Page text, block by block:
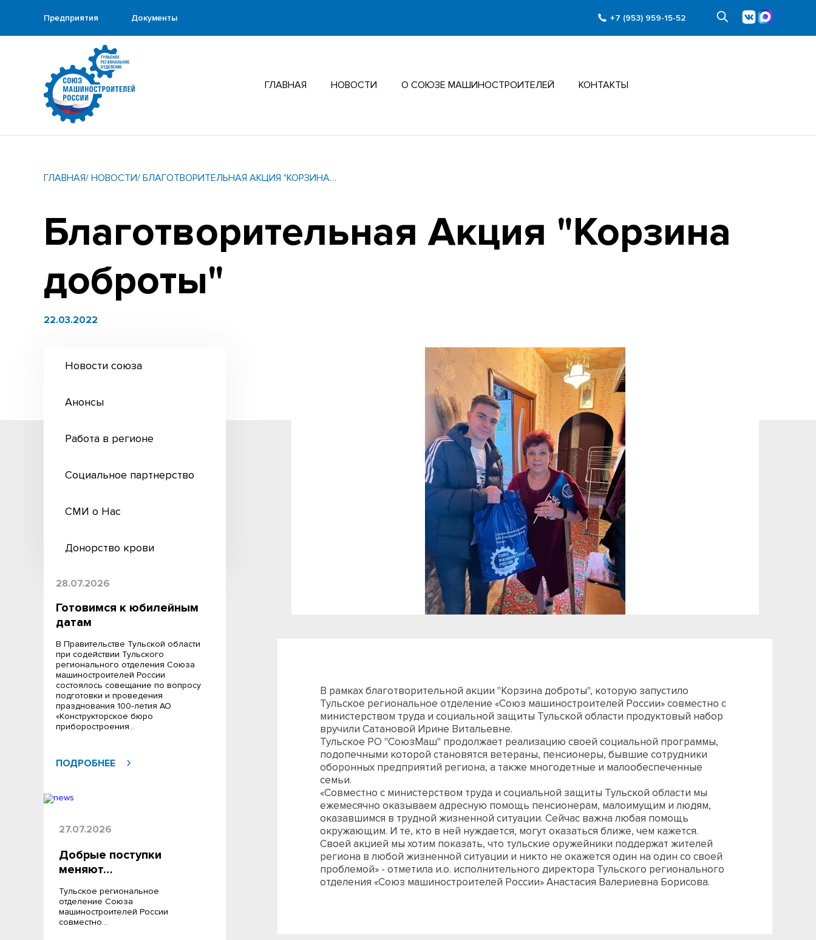
Предприятия Документы +7 (953) 959-15-52
ГЛАВНАЯ НОВОСТИ О СОЮЗЕ МАШИНОСТРОИТЕЛЕЙ КОНТАКТЫ
ГЛАВНАЯ/ НОВОСТИ/ БЛАГОТВОРИТЕЛЬНАЯ АКЦИЯ "КОРЗИНА…
Благотворительная Акция "Корзина
доброты"
22.03.2022
Новости союза
Анонсы
Работа в регионе
Социальное партнерство
СМИ о Нас
Донорство крови
28.07.2026
Готовимся к юбилейным
датам
В Правительстве Тульской области
при содействии Тульского
регионального отделения Союза
машиностроителей России
состоялось совещание по вопросу
подготовки и проведения
празднования 100‑летия АО
«Конструкторское бюро
приборостроения…
ПОДРОБНЕЕ
27.07.2026
Добрые поступки
меняют…
Тульское региональное
отделение Союза
машиностроителей России
совместно…
В рамках благотворительной акции "Корзина доброты", которую запустило
Тульское региональное отделение «Союз машиностроителей России» совместно с
министерством труда и социальной защиты Тульской области продуктовый набор
вручили Сатановой Ирине Витальевне.
Тульское РО "СоюзМаш" продолжает реализацию своей социальной программы,
подопечными которой становятся ветераны, пенсионеры, бывшие сотрудники
оборонных предприятий региона, а также многодетные и малообеспеченные
семьи.
«Совместно с министерством труда и социальной защиты Тульской области мы
ежемесячно оказываем адресную помощь пенсионерам, малоимущим и людям,
оказавшимся в трудной жизненной ситуации. Сейчас важна любая помощь
окружающим. И те, кто в ней нуждается, могут оказаться ближе, чем кажется.
Своей акцией мы хотим показать, что тульские оружейники поддержат жителей
региона в любой жизненной ситуации и никто не окажется один на один со своей
проблемой» - отметила и.о. исполнительного директора Тульского регионального
отделения «Союз машиностроителей России» Анастасия Валериевна Борисова.